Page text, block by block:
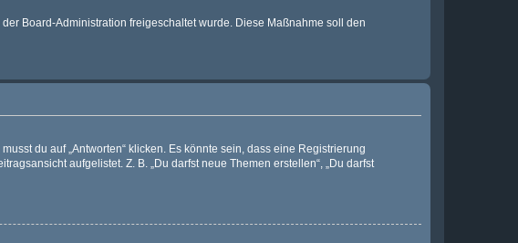
Board-Administration freigeschaltet wurde. Diese Maßnahme soll den
du auf „Antworten“ klicken. Es könnte sein, dass eine Registrierung
aufgelistet. Z. B. „Du darfst neue Themen erstellen“, „Du darfst